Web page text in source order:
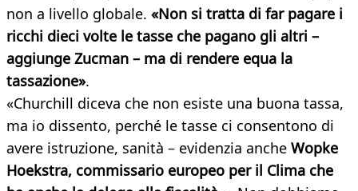
non a livello globale. «Non si tratta di far pagare i
ricchi dieci volte le tasse che pagano gli altri –
aggiunge Zucman – ma di rendere equa la
tassazione».
«Churchill diceva che non esiste una buona tassa,
ma io dissento, perché le tasse ci consentono di
avere istruzione, sanità – evidenzia anche Wopke
Hoekstra, commissario europeo per il Clima che